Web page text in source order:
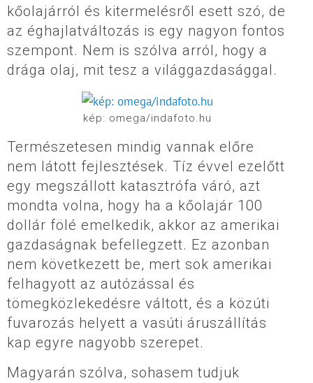
kőolajárról és kitermelésről esett szó, de
az éghajlatváltozás is egy nagyon fontos
szempont. Nem is szólva arról, hogy a
drága olaj, mit tesz a világgazdasággal.
kép: omega/indafoto.hu
Természetesen mindig vannak előre
nem látott fejlesztések. Tíz évvel ezelőtt
egy megszállott katasztrófa váró, azt
mondta volna, hogy ha a kőolajár 100
dollár fölé emelkedik, akkor az amerikai
gazdaságnak befellegzett. Ez azonban
nem következett be, mert sok amerikai
felhagyott az autózással és
tömegközlekedésre váltott, és a közúti
fuvarozás helyett a vasúti áruszállítás
kap egyre nagyobb szerepet.
Magyarán szólva, sohasem tudjuk